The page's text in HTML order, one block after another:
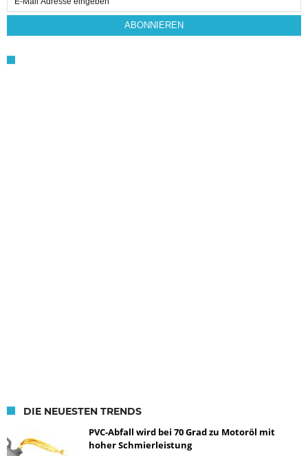
Subscription
ABONNIEREN
DIE NEUESTEN TRENDS
PVC-Abfall wird bei 70 Grad zu Motoröl mit
hoher Schmierleistung